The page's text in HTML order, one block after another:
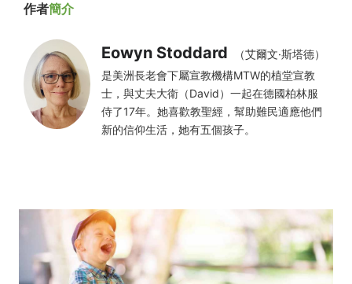
作者簡介
Eowyn Stoddard
（艾爾文·斯塔德）
是美洲長老會下屬宣教機構MTW的植堂宣教
士，與丈夫大衛（David）一起在德國柏林服
侍了17年。她喜歡教聖經，幫助難民適應他們
新的信仰生活，她有五個孩子。